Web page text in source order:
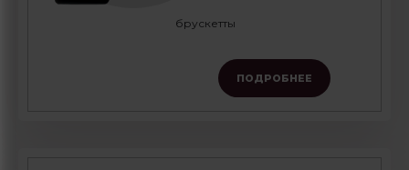
брускетты
ПОДРОБНЕЕ